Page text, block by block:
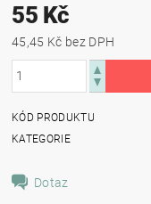
55 Kč
45,45 Kč bez DPH
KÓD PRODUKTU
KATEGORIE
Dotaz